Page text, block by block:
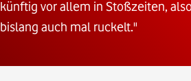
künftig vor allem in Stoßzeiten,
bislang auch mal ruckelt."